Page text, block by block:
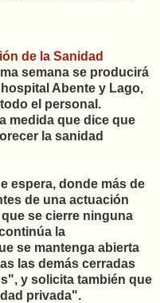
de la Sanidad
semana se producirá
Abente y Lago,
el personal.
medida que dice que
la sanidad
espera, donde más de
de una actuación
se cierre ninguna
la
se mantenga abierta
las demás cerradas
y solicita también que
privada".